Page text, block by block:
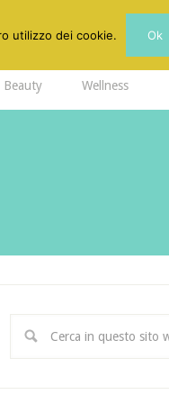
Beauty Wellness
utilizzo dei cookie. Ok